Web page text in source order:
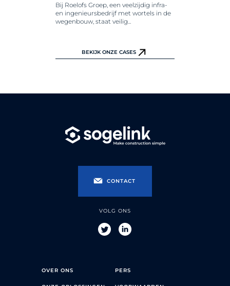
Bij Roelofs Groep, een veelzijdig infra-
en ingenieursbedrijf met wortels in de
wegenbouw, staat veilig...
BEKIJK ONZE CASES
CONTACT
VOLG ONS
OVER ONS PERS